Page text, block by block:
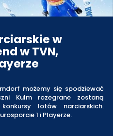
w
w TVN,
możemy się spodziewać
Kulm rozegrane zostaną
lotów narciarskich.
1 i Playerze.